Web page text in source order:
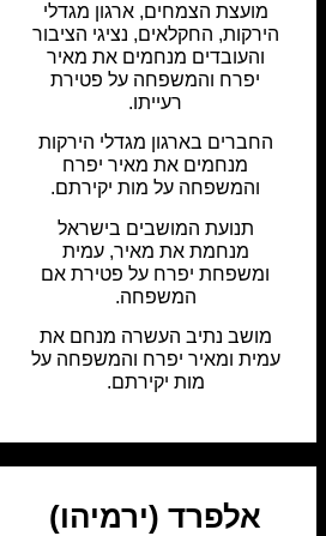
מועצת הצמחים, ארגון מגדלי
הירקות, החקלאים, נציגי הציבור
והעובדים מנחמים את מאיר
יפרח והמשפחה על פטירת
רעייתו.
החברים בארגון מגדלי הירקות
מנחמים את מאיר יפרח
והמשפחה על מות יקירתם.
תנועת המושבים בישראל
מנחמת את מאיר, עמית
ומשפחת יפרח על פטירת אם
המשפחה.
מושב נתיב העשרה מנחם את
עמית ומאיר יפרח והמשפחה על
מות יקירתם.
אלפרד (ירמיהו)